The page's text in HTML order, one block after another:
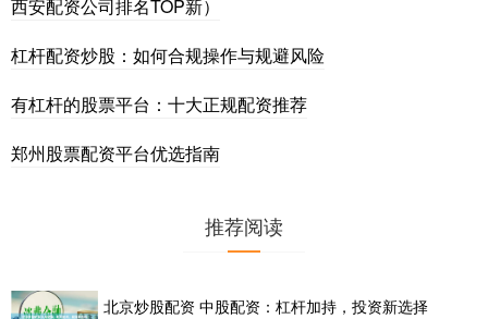
西安配资公司排名TOP新）
杠杆配资炒股：如何合规操作与规避风险
有杠杆的股票平台：十大正规配资推荐
郑州股票配资平台优选指南
推荐阅读
北京炒股配资 中股配资：杠杆加持，投资新选择